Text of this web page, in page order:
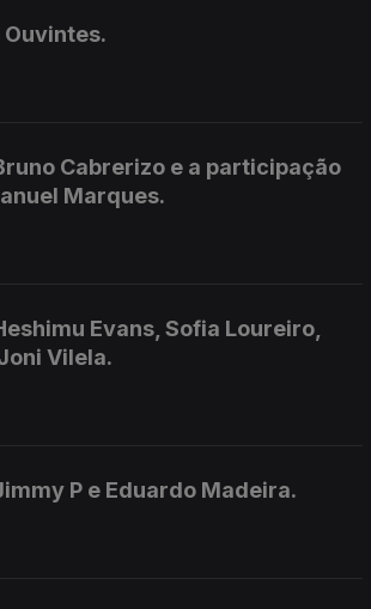
Ouvintes.
Cabrerizo e a participação
Marques.
Evans, Sofia Loureiro,
Vilela.
P e Eduardo Madeira.